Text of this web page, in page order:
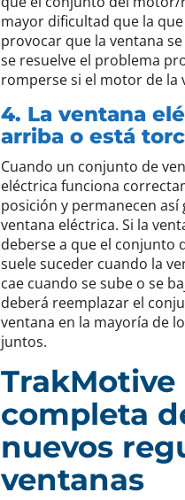
mayor dificultad que la
provocar que la ventana
se resuelve el problema
romperse si el motor de la
4. La ventana
arriba o está
Cuando un conjunto de
eléctrica funciona
posición y permanecen
ventana eléctrica. Si la
deberse a que el conjunto
suele suceder cuando la
cae cuando se sube o se
deberá reemplazar el
ventana en la mayoría de
juntos.
completa
nuevos
ventanas